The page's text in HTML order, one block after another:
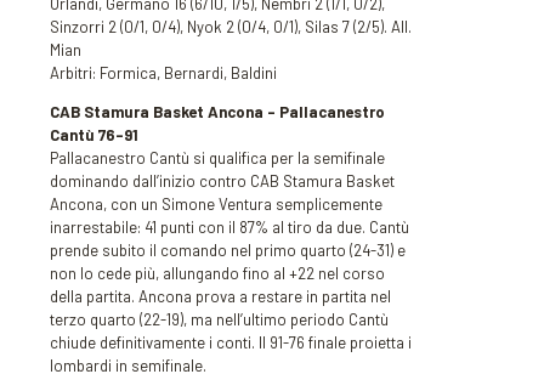
Orlandi, Germano 16 (6/10, 1/5), Nembri 2 (1/1, 0/2),
Sinzorri 2 (0/1, 0/4), Nyok 2 (0/4, 0/1), Silas 7 (2/5). All.
Mian
Arbitri: Formica, Bernardi, Baldini
CAB Stamura Basket Ancona – Pallacanestro
Cantù 76-91
Pallacanestro Cantù si qualifica per la semifinale
dominando dall’inizio contro CAB Stamura Basket
Ancona, con un Simone Ventura semplicemente
inarrestabile: 41 punti con il 87% al tiro da due. Cantù
prende subito il comando nel primo quarto (24-31) e
non lo cede più, allungando fino al +22 nel corso
della partita. Ancona prova a restare in partita nel
terzo quarto (22-19), ma nell’ultimo periodo Cantù
chiude definitivamente i conti. Il 91-76 finale proietta i
lombardi in semifinale.